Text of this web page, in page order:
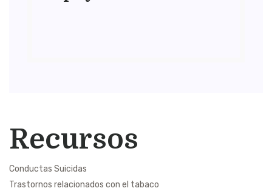
Recursos
Conductas Suicidas
Trastornos relacionados con el tabaco